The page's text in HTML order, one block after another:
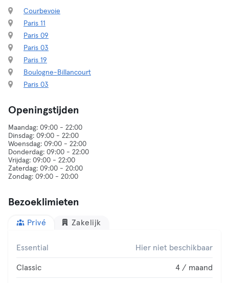
Courbevoie
Paris 11
Paris 09
Paris 03
Paris 19
Boulogne-Billancourt
Paris 03
Openingstijden
Maandag: 09:00 - 22:00
Dinsdag: 09:00 - 22:00
Woensdag: 09:00 - 22:00
Donderdag: 09:00 - 22:00
Vrijdag: 09:00 - 22:00
Zaterdag: 09:00 - 20:00
Bezoeklimieten
Privé Zakelijk
Essential Hier niet beschikbaar
Classic 4 / maand